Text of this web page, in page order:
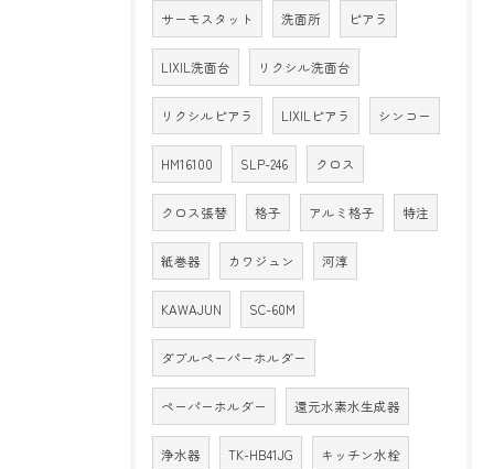
サーモスタット 洗面所 ピアラ
LIXIL洗面台 リクシル洗面台
リクシルピアラ LIXILピアラ シンコー
HM16100 SLP-246 クロス
クロス張替 格子 アルミ格子 特注
紙巻器 カワジュン 河淳
KAWAJUN SC-60M
ダブルペーパーホルダー
ペーパーホルダー 還元水素水生成器
浄水器 TK-HB41JG キッチン水栓